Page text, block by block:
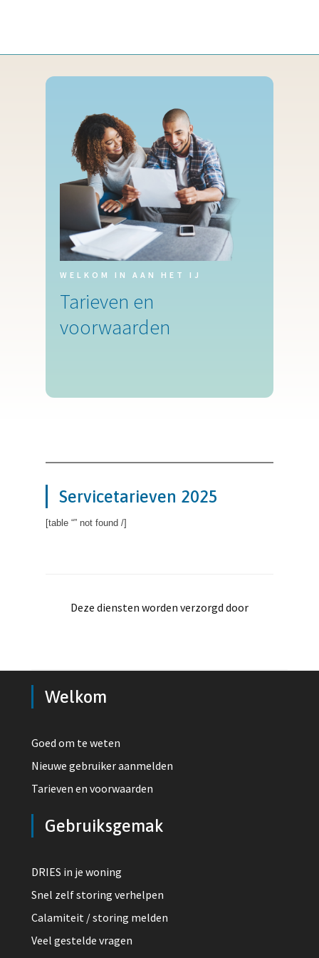
WELKOM IN AAN HET IJ
Tarieven en
voorwaarden
Servicetarieven 2025
[table “” not found /]
Deze diensten worden verzorgd door
Welkom
Goed om te weten
Nieuwe gebruiker aanmelden
Tarieven en voorwaarden
Gebruiksgemak
DRIES in je woning
Snel zelf storing verhelpen
Calamiteit / storing melden
Veel gestelde vragen